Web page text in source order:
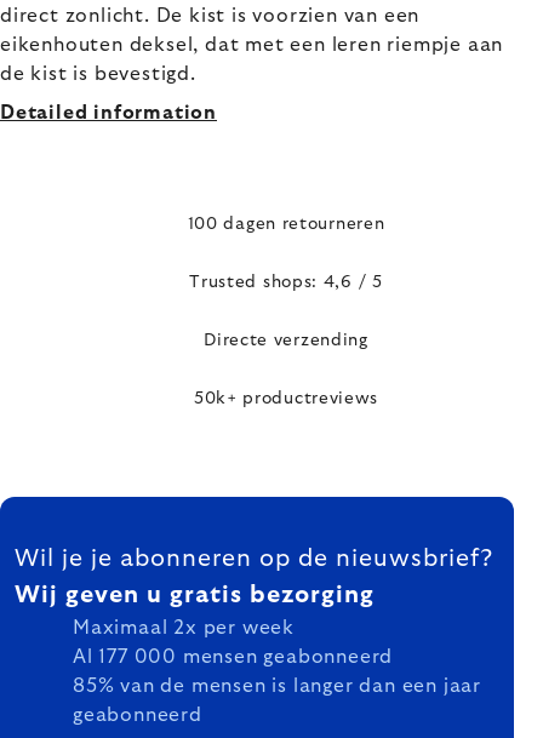
direct zonlicht. De kist is voorzien van een
eikenhouten deksel, dat met een leren riempje aan
de kist is bevestigd.
Detailed information
100 dagen retourneren
Trusted shops: 4,6 / 5
Directe verzending
50k+ productreviews
FOOTER
Wil je je abonneren op de nieuwsbrief?
Wij geven u gratis bezorging
Maximaal 2x per week
Al 177 000 mensen geabonneerd
85% van de mensen is langer dan een jaar
geabonneerd